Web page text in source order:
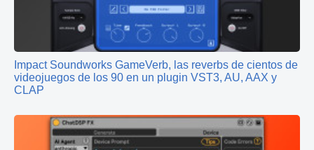
Impact Soundworks GameVerb, las reverbs de cientos de
videojuegos de los 90 en un plugin VST3, AU, AAX y
CLAP